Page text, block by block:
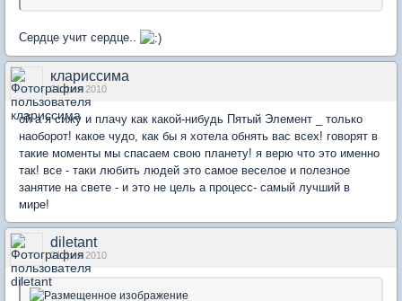
Сердце учит сердце..
клариссима
21 фев 2010
ой а я сижу и плачу как какой-нибудь Пятый Элемент _ только
наоборот! какое чудо, как бы я хотела обнять вас всех! говорят в
такие моменты мы спасаем свою планету! я верю что это именно
так! все - таки любить людей это самое веселое и полезное
занятие на свете - и это не цель а процесс- самый лучший в
мире!
diletant
21 фев 2010